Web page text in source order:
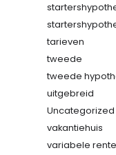
tarieven
tweede
tweede
uitgebreid
Uncategorized
vakantiehuis
variabele rente